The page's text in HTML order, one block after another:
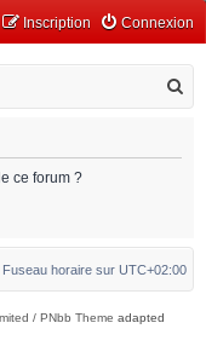
Connexion
Inscription
h
ce forum ?
Fuseau horaire sur UTC+02:00
/ PNbb Theme adapted